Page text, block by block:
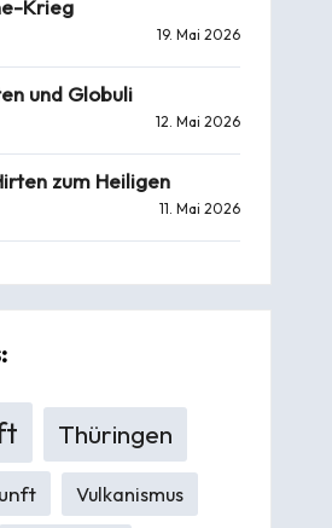
Krieg
19. Mai 2026
und Globuli
12. Mai 2026
zum Heiligen
11. Mai 2026
Thüringen
Vulkanismus